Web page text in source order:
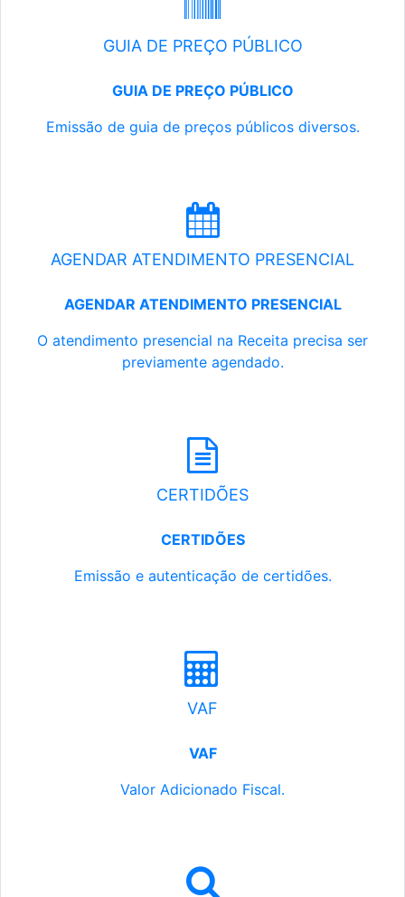
GUIA DE PREÇO PÚBLICO
GUIA DE PREÇO PÚBLICO
Emissão de guia de preços públicos diversos.
AGENDAR ATENDIMENTO PRESENCIAL
AGENDAR ATENDIMENTO PRESENCIAL
O atendimento presencial na Receita precisa ser
previamente agendado.
CERTIDÕES
CERTIDÕES
Emissão e autenticação de certidões.
VAF
VAF
Valor Adicionado Fiscal.